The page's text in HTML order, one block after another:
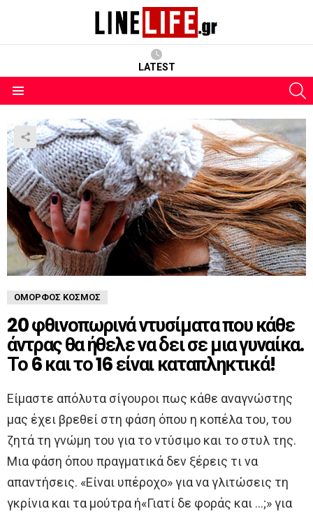
LATEST
ΌΜΟΡΦΟΣ ΚΌΣΜΟΣ
20 φθινοπωρινά ντυσίματα που κάθε
άντρας θα ήθελε να δει σε μια γυναίκα.
Το 6 και το 16 είναι καταπληκτικά!
Είμαστε απόλυτα σίγουροι πως κάθε αναγνώστης
μας έχει βρεθεί στη φάση όπου η κοπέλα του, του
ζητά τη γνώμη του για το ντύσιμο και το στυλ της.
Μια φάση όπου πραγματικά δεν ξέρεις τι να
απαντήσεις. «Είναι υπέροχο» για να γλιτώσεις τη
γκρίνια και τα μούτρα ή«Γιατί δε φοράς και …;» για